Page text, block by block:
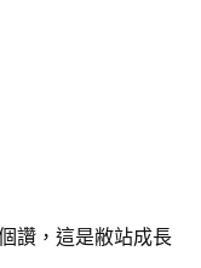
讚，這是敝站成長